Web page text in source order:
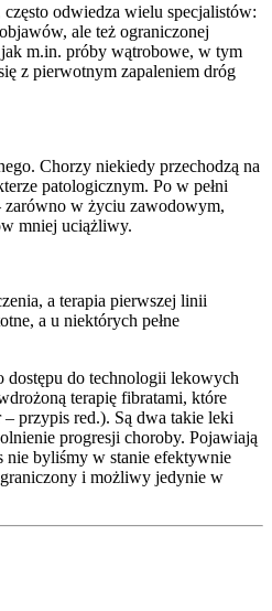
odwiedza wielu specjalistów:
ale też ograniczonej
m.in. próby wątrobowe, w tym
z pierwotnym zapaleniem dróg
Chorzy niekiedy przechodzą na
patologicznym. Po w pełni
zarówno w życiu zawodowym,
mniej uciążliwy.
a terapia pierwszej linii
a u niektórych pełne
dostępu do technologii lekowych
terapię fibratami, które
przypis red.). Są dwa takie leki
progresji choroby. Pojawiają
nie byliśmy w stanie efektywnie
i możliwy jedynie w